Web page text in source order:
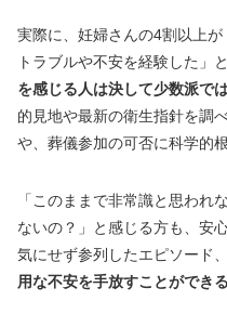
実際に、妊婦さんの4割以上
トラブルや不安を経験した」
を感じる人は決して少数派で
的見地や最新の衛生指針を調
や、葬儀参加の可否に科学的
「このままで非常識と思われ
ないの？」と感じる方も、安
気にせず参列したエピソード
用な不安を手放すことができ